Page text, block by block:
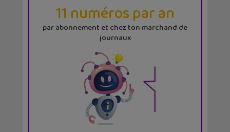
11 numéros par an
par abonnement et chez ton marchand de
journaux